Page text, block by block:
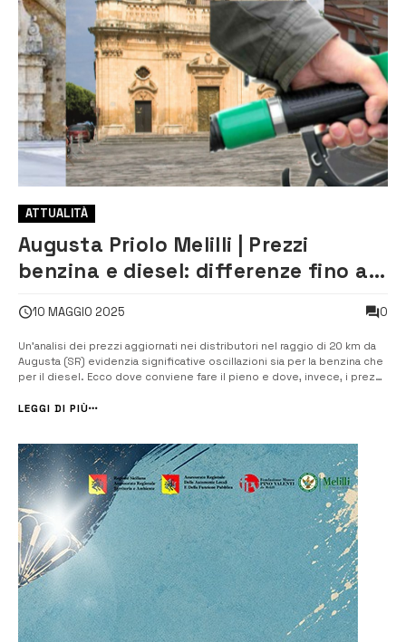
ATTUALITÀ
Augusta Priolo Melilli | Prezzi
benzina e diesel: differenze fino a
10 MAGGIO 2025 0
Un’analisi dei prezzi aggiornati nei distributori nel raggio di 20 km da
Augusta (SR) evidenzia significative oscillazioni sia per la benzina che
per il diesel. Ecco dove conviene fare il pieno e dove, invece, i prezzi
costare fino a 3,5 euro […]
LEGGI DI PIÙ